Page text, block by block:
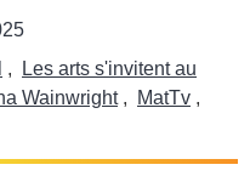
,
Les arts s'invitent au
Wainwright , MatTv ,